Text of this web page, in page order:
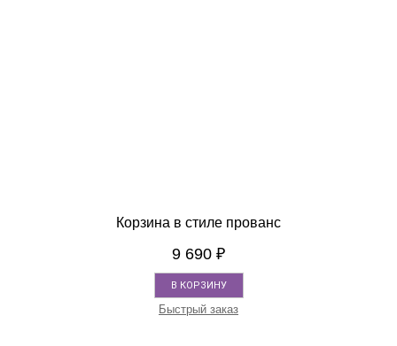
Корзина в стиле прованс
9 690 ₽
В КОРЗИНУ
Быстрый заказ